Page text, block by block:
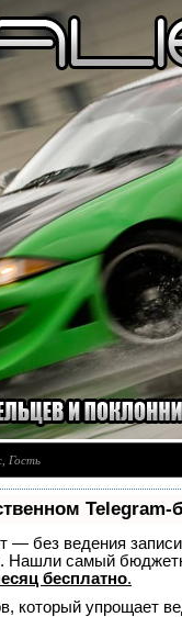
Гость
Telegram-
— без ведения
Нашли самый
бесплатно.
который упрощает